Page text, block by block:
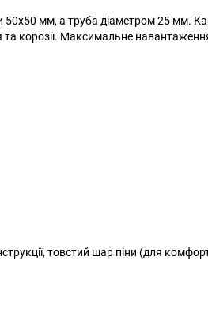
50х50 мм, а труба діаметром 25 мм.
корозії. Максимальне
товстий шар піни (для